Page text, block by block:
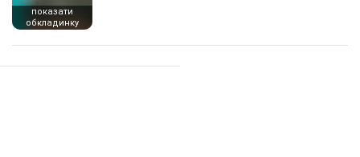
показати
обкладинку